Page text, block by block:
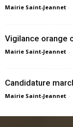
Mairie Saint-Jeannet -
Vigilance orange
Mairie Saint-Jeannet -
Candidature
Mairie Saint-Jeannet -